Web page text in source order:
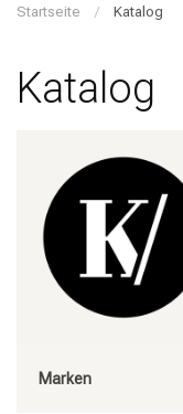
Startseite / Katalog
Katalog
Marken